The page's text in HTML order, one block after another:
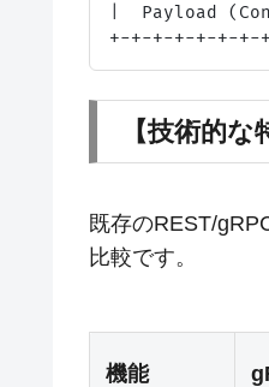
|  Payload
【技術的な
既存のREST/
比較です。
機能